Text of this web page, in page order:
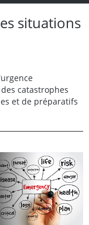
situations
catastrophes
et de préparatifs